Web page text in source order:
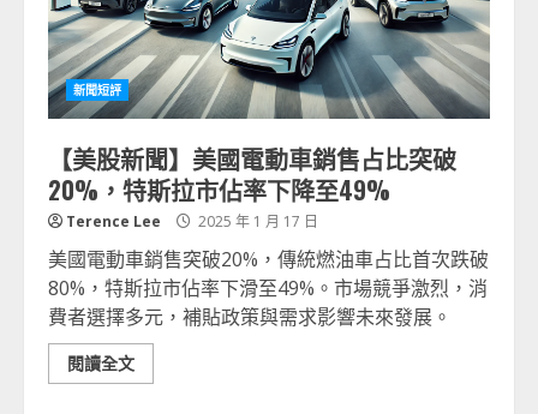
新聞短評
【美股新聞】美國電動車銷售占比突破
20%，特斯拉市佔率下降至49%
Terence Lee 2025 年 1 月 17 日
美國電動車銷售突破20%，傳統燃油車占比首次跌破
80%，特斯拉市佔率下滑至49%。市場競爭激烈，消
費者選擇多元，補貼政策與需求影響未來發展。
閱讀全文